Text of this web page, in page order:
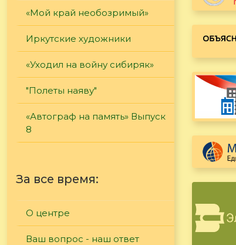
«Мой край необозримый»
Иркутские художники
«Уходил на войну сибиряк»
"Полеты наяву"
«Автограф на память» Выпуск
8
За все время:
О центре
Ваш вопрос - наш ответ